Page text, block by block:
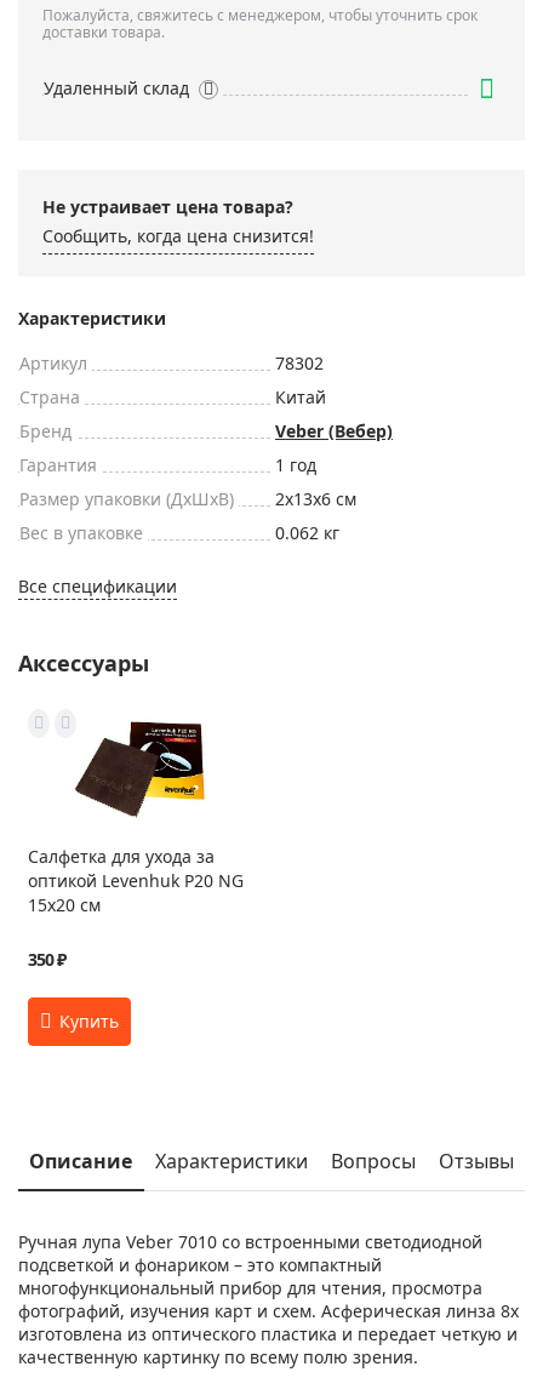
Пожалуйста, свяжитесь с менеджером, чтобы уточнить срок
доставки товара.
Удаленный склад
Не устраивает цена товара?
Сообщить, когда цена снизится!
Характеристики
Артикул
78302
Страна
Китай
Бренд
Veber (Вебер)
Гарантия
1 год
Размер упаковки (ДxШxВ)
2x13x6 см
Вес в упаковке
0.062 кг
Все спецификации
Аксессуары
Салфетка для ухода за
оптикой Levenhuk P20 NG
15x20 см
350 ₽
Описание Характеристики Вопросы Отзывы
Ручная лупа Veber 7010 со встроенными светодиодной
подсветкой и фонариком – это компактный
многофункциональный прибор для чтения, просмотра
фотографий, изучения карт и схем. Асферическая линза 8х
изготовлена из оптического пластика и передает четкую и
качественную картинку по всему полю зрения.